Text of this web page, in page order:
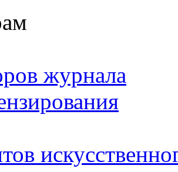
журнала